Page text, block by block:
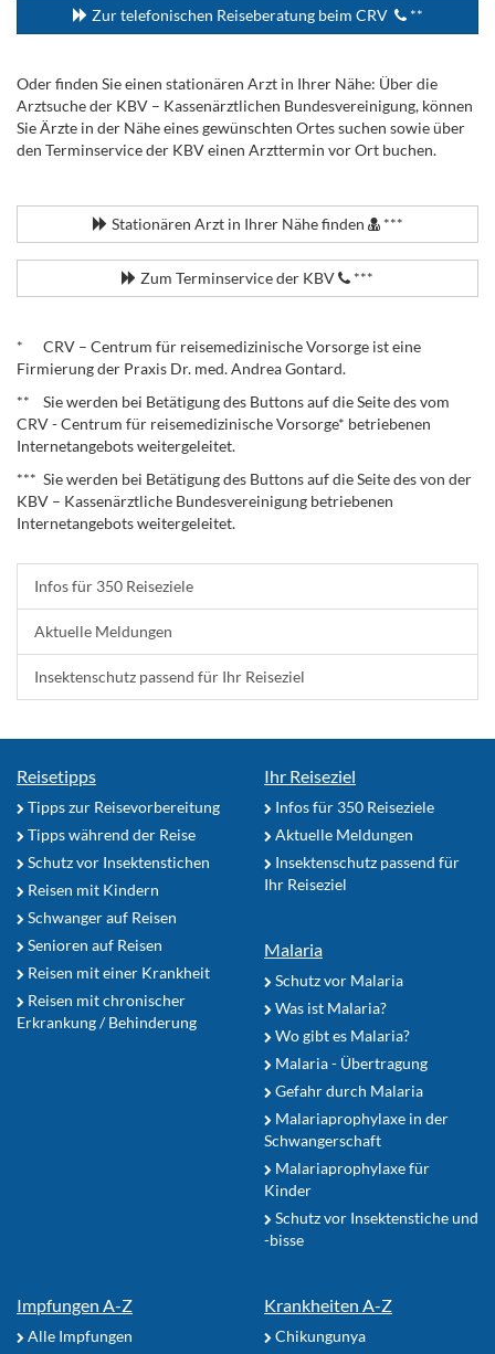
Zur telefonischen Reiseberatung beim CRV **
Oder finden Sie einen stationären Arzt in Ihrer Nähe: Über die
Arztsuche der KBV – Kassenärztlichen Bundesvereinigung, können
Sie Ärzte in der Nähe eines gewünschten Ortes suchen sowie über
den Terminservice der KBV einen Arzttermin vor Ort buchen.
Stationären Arzt in Ihrer Nähe finden ***
Zum Terminservice der KBV ***
* CRV – Centrum für reisemedizinische Vorsorge ist eine
Firmierung der Praxis Dr. med. Andrea Gontard.
** Sie werden bei Betätigung des Buttons auf die Seite des vom
CRV - Centrum für reisemedizinische Vorsorge* betriebenen
Internetangebots weitergeleitet.
*** Sie werden bei Betätigung des Buttons auf die Seite des von der
KBV – Kassenärztliche Bundesvereinigung betriebenen
Internetangebots weitergeleitet.
Infos für 350 Reiseziele
Aktuelle Meldungen
Insektenschutz passend für Ihr Reiseziel
Reisetipps
Tipps zur Reisevorbereitung
Tipps während der Reise
Schutz vor Insektenstichen
Reisen mit Kindern
Schwanger auf Reisen
Senioren auf Reisen
Reisen mit einer Krankheit
Reisen mit chronischer
Erkrankung / Behinderung
Ihr Reiseziel
Infos für 350 Reiseziele
Aktuelle Meldungen
Insektenschutz passend für
Ihr Reiseziel
Malaria
Schutz vor Malaria
Was ist Malaria?
Wo gibt es Malaria?
Malaria - Übertragung
Gefahr durch Malaria
Malariaprophylaxe in der
Schwangerschaft
Malariaprophylaxe für
Kinder
Schutz vor Insektenstiche und
-bisse
Impfungen A-Z
Alle Impfungen
Krankheiten A-Z
Chikungunya